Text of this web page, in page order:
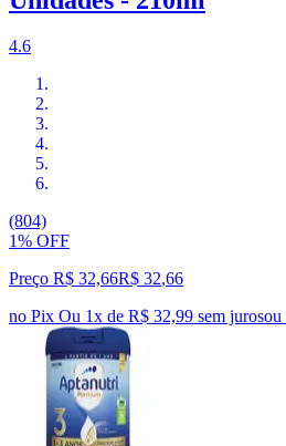
4.6
(804)
1% OFF
Preço R$ 32,66R$ 32,66
no Pix Ou 1x de R$ 32,99 sem jurosou